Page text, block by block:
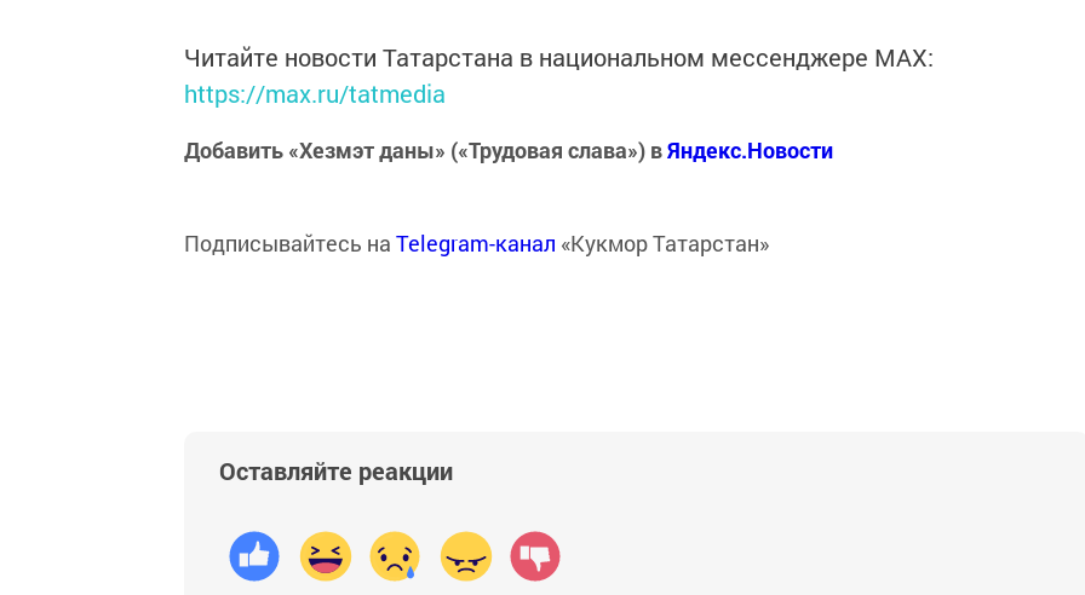
Читайте новости Татарстана в национальном мессенджере MАХ:
https://max.ru/tatmedia
Добавить «Хезмэт даны» («Трудовая слава») вЯндекс.Новости
Подписывайтесь на Telegram-канал «Кукмор Татарстан»
Оставляйте реакции